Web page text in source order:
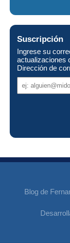
Suscripción
Ingrese su
actualizaciones
Dirección de
de
Blog de